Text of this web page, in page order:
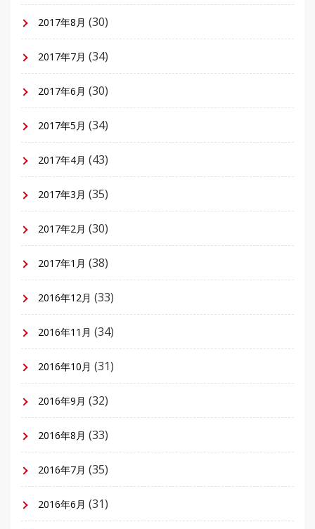
2017年8月 (30)
2017年7月 (34)
2017年6月 (30)
2017年5月 (34)
2017年4月 (43)
2017年3月 (35)
2017年2月 (30)
2017年1月 (38)
2016年12月 (33)
2016年11月 (34)
2016年10月 (31)
2016年9月 (32)
2016年8月 (33)
2016年7月 (35)
2016年6月 (31)